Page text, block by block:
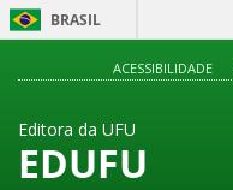
BRASIL
ACESSIBILIDADE
Editora da UFU
EDUFU